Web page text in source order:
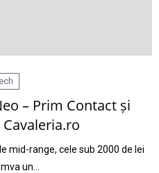
– Prim Contact și
mid-range, cele sub 2000 de lei
un…